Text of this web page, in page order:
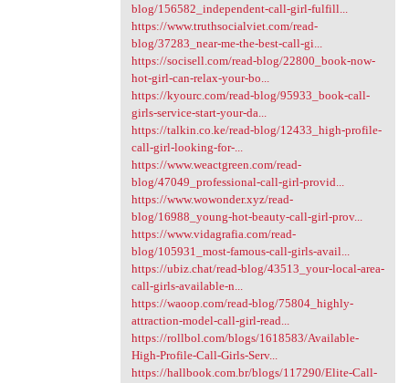
blog/156582_independent-call-girl-fulfill...
https://www.truthsocialviet.com/read-
blog/37283_near-me-the-best-call-gi...
https://socisell.com/read-blog/22800_book-now-
hot-girl-can-relax-your-bo...
https://kyourc.com/read-blog/95933_book-call-
girls-service-start-your-da...
https://talkin.co.ke/read-blog/12433_high-profile-
call-girl-looking-for-...
https://www.weactgreen.com/read-
blog/47049_professional-call-girl-provid...
https://www.wowonder.xyz/read-
blog/16988_young-hot-beauty-call-girl-prov...
https://www.vidagrafia.com/read-
blog/105931_most-famous-call-girls-avail...
https://ubiz.chat/read-blog/43513_your-local-area-
call-girls-available-n...
https://waoop.com/read-blog/75804_highly-
attraction-model-call-girl-read...
https://rollbol.com/blogs/1618583/Available-
High-Profile-Call-Girls-Serv...
https://hallbook.com.br/blogs/117290/Elite-Call-